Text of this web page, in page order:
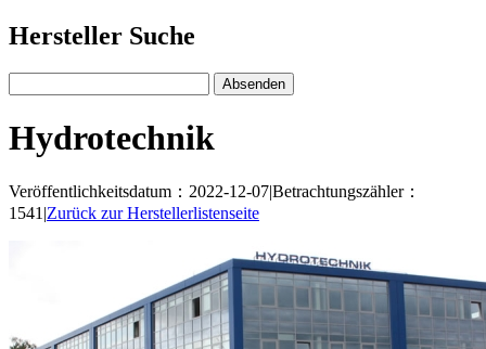
Hersteller Suche
Hydrotechnik
Veröffentlichkeitsdatum：2022-12-07|Betrachtungszähler：
1541 |Zurück zur Herstellerlistenseite